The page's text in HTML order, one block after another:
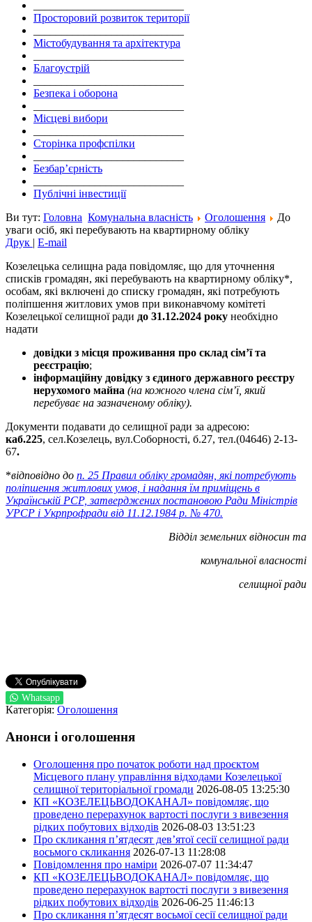
Просторовий розвиток території
Містобудування та архітектура
Благоустрій
Безпека і оборона
Місцеві вибори
Сторінка профспілки
Безбар’єрність
Публічні інвестиції
Ви тут: Головна Комунальна власність Оголошення
До
уваги осіб, які перебувають на квартирному обліку
Друк | E-mail
Козелецька селищна рада повідомляє, що для уточнення
списків громадян, які перебувають на квартирному обліку*,
особам, які включені до списку громадян, які потребують
поліпшення житлових умов при виконавчому комітеті
Козелецької селищної ради до 31.12.2024 року необхідно
надати
довідки з місця проживання про склад сім’ї та
реєстрацію;
інформаційну довідку з єдиного державного реєстру
нерухомого майна (на кожного члена сім’ї, який
перебуває на зазначеному обліку).
Документи подавати до селищної ради за адресою:
каб.225, сел.Козелець, вул.Соборності, б.27, тел.(04646) 2-13-
67.
*відповідно до п. 25 Правил обліку громадян, які потребують
поліпшення житлових умов, і надання їм приміщень в
Українській РСР, затверджених постановою Ради Міністрів
УРСР і Укрпрофради від 11.12.1984 р. № 470.
Відділ земельних відносин та
комунальноївласності
селищної ради
Whatsapp
Категорія: Оголошення
Анонси і оголошення
Оголошення про початок роботи над проєктом
Місцевого плану управління відходами Козелецької
селищної територіальної громади 2026-08-05 13:25:30
КП «КОЗЕЛЕЦЬВОДОКАНАЛ» повідомляє, що
проведено перерахунок вартості послуги з вивезення
рідких побутових відходів 2026-08-03 13:51:23
Про скликання п’ятдесят дев’ятої сесії селищної ради
восьмого скликання 2026-07-13 11:28:08
Повідомлення про наміри 2026-07-07 11:34:47
КП «КОЗЕЛЕЦЬВОДОКАНАЛ» повідомляє, що
проведено перерахунок вартості послуги з вивезення
рідких побутових відходів 2026-06-25 11:46:13
Про скликання п’ятдесят восьмої сесії селищної ради